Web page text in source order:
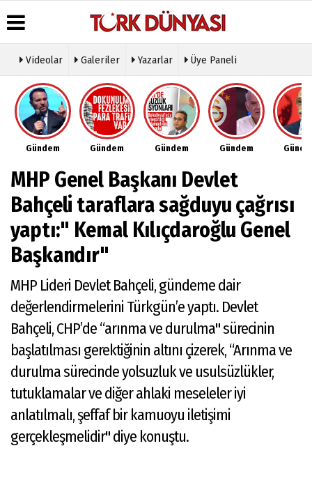
Üye Paneli
Haber
Arşivi
Gazete
Arşivi
Günün
Haberleri
Hava
Durumu
Gazete
Manşetleri
Anketler
Biyografiler
Köşe
Yazarları
Video
Galeri
Foto
Etkinlikler
Künye
İletişim
Çerez
Politikası
Videolar Galeriler Yazarlar Üye Paneli
Gündem Gündem Gündem Gündem
MHP Genel Başkanı Devlet
Bahçeli taraflara sağduyu çağrısı
yaptı:" Kemal Kılıçdaroğlu Genel
Başkandır"
MHP Lideri Devlet Bahçeli, gündeme dair
değerlendirmelerini Türkgün’e yaptı. Devlet
Bahçeli, CHP’de “arınma ve durulma" sürecinin
başlatılması gerektiğinin altını çizerek, “Arınma ve
durulma sürecinde yolsuzluk ve usulsüzlükler,
tutuklamalar ve diğer ahlaki meseleler iyi
anlatılmalı, şeffaf bir kamuoyu iletişimi
gerçekleşmelidir" diye konuştu.